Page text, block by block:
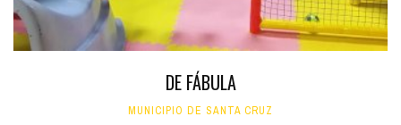
DE FÁBULA
MUNICIPIO DE SANTA CRUZ